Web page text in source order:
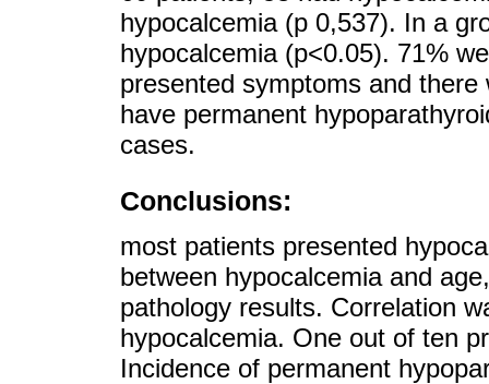
hypocalcemia (p 0,537). In a
hypocalcemia (p<0.05). 71%
presented symptoms and
have permanent
cases.
Conclusions:
most patients presented
between hypocalcemia and
pathology results. Correlation
hypocalcemia. One out of ten
Incidence of permanent